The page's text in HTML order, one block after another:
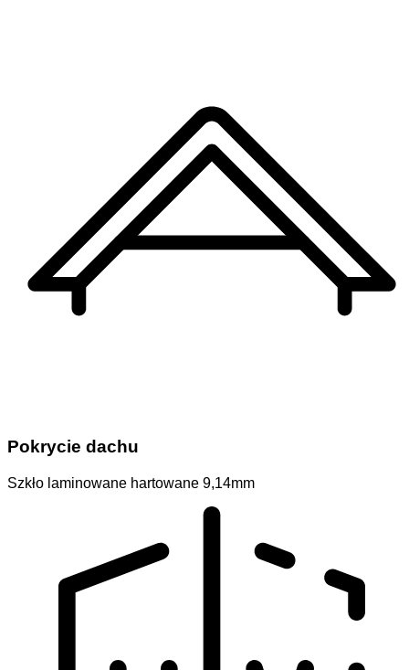
Pokrycie dachu
Szkło laminowane hartowane 9,14mm